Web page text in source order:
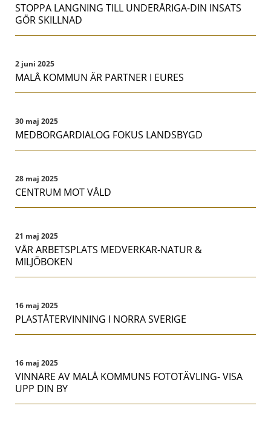
STOPPA LANGNING TILL UNDERÅRIGA-DIN INSATS
GÖR SKILLNAD
2 juni 2025
MALÅ KOMMUN ÄR PARTNER I EURES
30 maj 2025
MEDBORGARDIALOG FOKUS LANDSBYGD
28 maj 2025
CENTRUM MOT VÅLD
21 maj 2025
VÅR ARBETSPLATS MEDVERKAR-NATUR &
MILJÖBOKEN
16 maj 2025
PLASTÅTERVINNING I NORRA SVERIGE
16 maj 2025
VINNARE AV MALÅ KOMMUNS FOTOTÄVLING- VISA
UPP DIN BY